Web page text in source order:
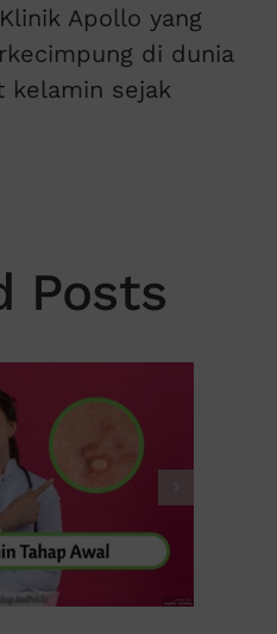
Apollo yang
di dunia
kelamin sejak
Posts